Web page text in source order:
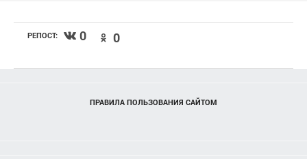
РЕПОСТ: 0 0
ПРАВИЛА ПОЛЬЗОВАНИЯ САЙТОМ